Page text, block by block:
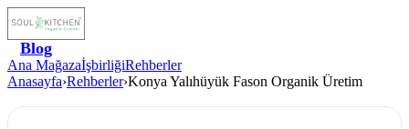
Blog
Ana MağazaİşbirliğiRehberler
Anasayfa›Rehberler›Konya Yalıhüyük Fason Organik Üretim